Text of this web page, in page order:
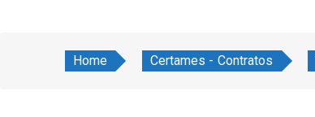
Home Certames - Contratos